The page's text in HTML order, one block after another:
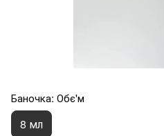
Баночка: Обє'м
8 мл